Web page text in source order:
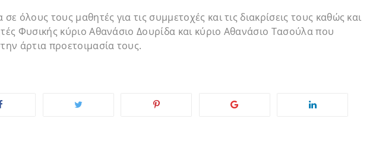
όλους τους μαθητές για τις συμμετοχές και τις διακρίσεις τους καθώς και
Φυσικής κύριο Αθανάσιο Δουρίδα και κύριο Αθανάσιο Τασούλα που
άρτια προετοιμασία τους.